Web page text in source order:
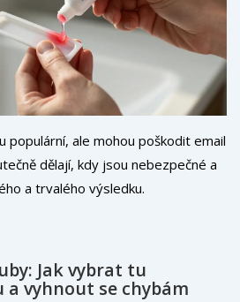
populární, ale mohou poškodit email
dělají, kdy jsou nebezpečné a
a trvalého výsledku.
Jak vybrat tu
a vyhnout se chybám